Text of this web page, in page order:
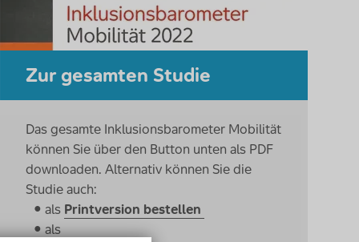
Zur gesamten Studie
Das gesamte Inklusionsbarometer Mobilität
können Sie über den Button unten als PDF
downloaden. Alternativ können Sie die
Studie auch:
als Printversion bestellen
als